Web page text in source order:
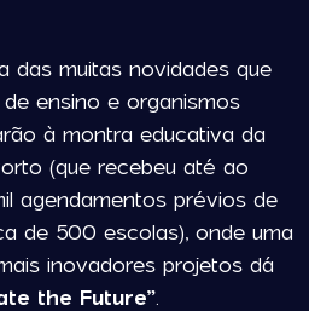
das muitas novidades que
ensino e organismos
à montra educativa da
(que recebeu até ao
agendamentos prévios de
de 500 escolas), onde uma
inovadores projetos dá
the Future”.